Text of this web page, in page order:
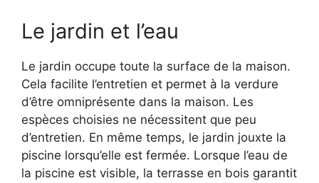
Le jardin et l’eau
Le jardin occupe toute la surface de la maison.
Cela facilite l’entretien et permet à la verdure
d’être omniprésente dans la maison. Les
espèces choisies ne nécessitent que peu
d’entretien. En même temps, le jardin jouxte la
piscine lorsqu’elle est fermée. Lorsque l’eau de
la piscine est visible, la terrasse en bois garantit